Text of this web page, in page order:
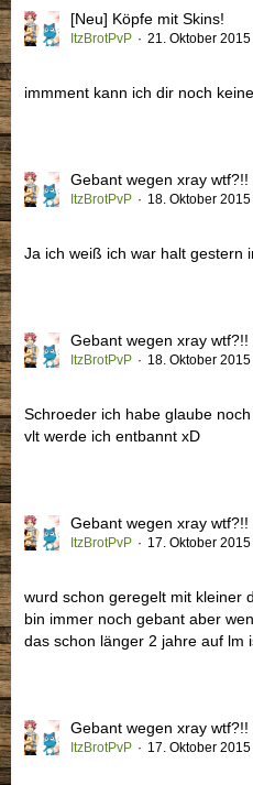
[Neu] Köpfe mit Skins!
ItzBrotPvP 21. Oktober 2015
immment kann ich dir noch
Gebant wegen xray wtf?!!
ItzBrotPvP 18. Oktober 2015
Ja ich weiß ich war halt gestern
Gebant wegen xray wtf?!!
ItzBrotPvP 18. Oktober 2015
Schroeder ich habe glaube
vlt werde ich entbannt xD
Gebant wegen xray wtf?!!
ItzBrotPvP 17. Oktober 2015
wurd schon geregelt mit kleiner
bin immer noch gebant aber
das schon länger 2 jahre auf lm
Gebant wegen xray wtf?!!
ItzBrotPvP 17. Oktober 2015